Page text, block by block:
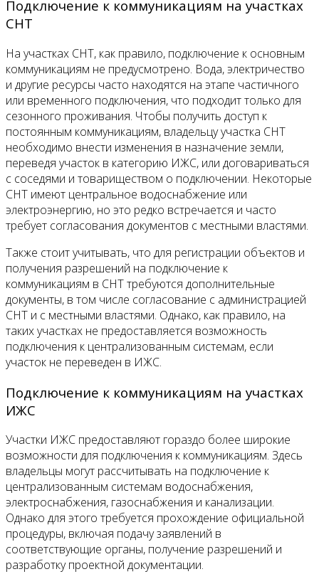
Подключение к коммуникациям на участках
СНТ
На участках СНТ, как правило, подключение к основным
коммуникациям не предусмотрено. Вода, электричество
и другие ресурсы часто находятся на этапе частичного
или временного подключения, что подходит только для
сезонного проживания. Чтобы получить доступ к
постоянным коммуникациям, владельцу участка СНТ
необходимо внести изменения в назначение земли,
переведя участок в категорию ИЖС, или договариваться
с соседями и товариществом о подключении. Некоторые
СНТ имеют центральное водоснабжение или
электроэнергию, но это редко встречается и часто
требует согласования документов с местными властями.
Также стоит учитывать, что для регистрации объектов и
получения разрешений на подключение к
коммуникациям в СНТ требуются дополнительные
документы, в том числе согласование с администрацией
СНТ и с местными властями. Однако, как правило, на
таких участках не предоставляется возможность
подключения к централизованным системам, если
участок не переведен в ИЖС.
Подключение к коммуникациям на участках
ИЖС
Участки ИЖС предоставляют гораздо более широкие
возможности для подключения к коммуникациям. Здесь
владельцы могут рассчитывать на подключение к
централизованным системам водоснабжения,
электроснабжения, газоснабжения и канализации.
Однако для этого требуется прохождение официальной
процедуры, включая подачу заявлений в
соответствующие органы, получение разрешений и
разработку проектной документации.